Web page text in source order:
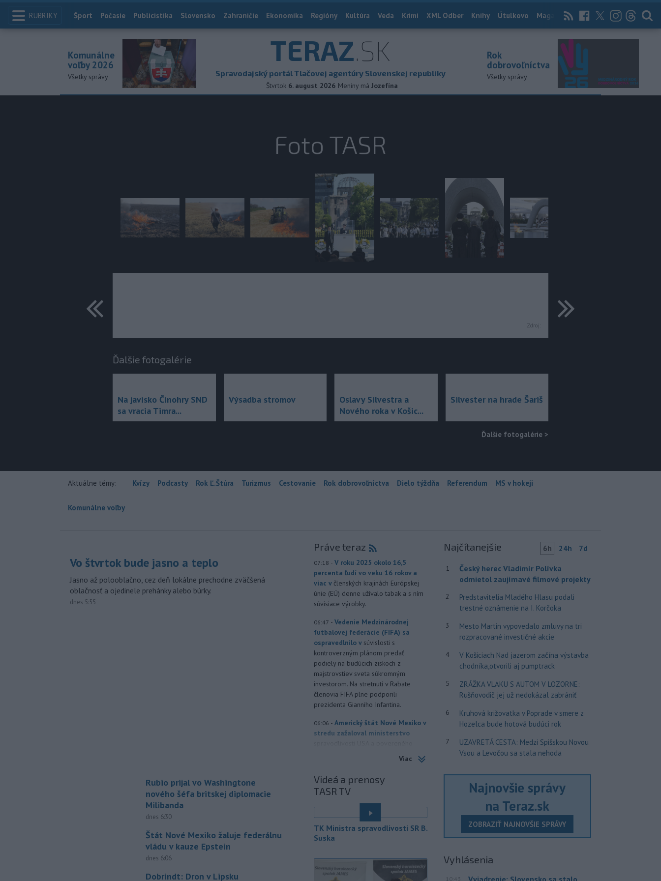
RUBRIKY Index
Šport Počasie Publicistika Slovensko Zahraničie Ekonomika Regióny Kultúra Veda Krimi XML Odber Knihy Útulkovo Magazín News Now Archív
TERAZ.SK
Spravodajský portál Tlačovej agentúry Slovenskej republiky
Štvrtok 6. august 2026 Meniny má Jozefína
Komunálne
voľby 2026
Všetky správy
Rok
dobrovoľníctva
Všetky správy
Foto TASR
Zdroj:
predchádzajúce ďalšie
Ďalšie fotogalérie
Na javisko Činohry SND
sa vracia Timra...
Výsadba stromov
Oslavy Silvestra a
Nového roka v Košic...
Silvester na hrade Šariš
Ďalšie fotogalérie >
Aktuálne témy: Kvízy Podcasty Rok Ľ.Štúra Turizmus Cestovanie Rok dobrovoľníctva Dielo týždňa Referendum MS v hokeji
Komunálne voľby
Vo štvrtok bude jasno a teplo
Jasno až polooblačno, cez deň lokálne prechodne zväčšená
oblačnosť a ojedinele prehánky alebo búrky.
dnes 5:55
Rubio prijal vo Washingtone
nového šéfa britskej diplomacie
Milibanda
dnes 6:30
Štát Nové Mexiko žaluje federálnu
vládu v kauze Epstein
dnes 6:06
Dobrindt: Dron v Lipsku
Práve teraz
07:18 - V roku 2025 okolo 16,5
percenta ľudí vo veku 16 rokov a
viac v členských krajinách Európskej
únie (EÚ) denne užívalo tabak a s ním
súvisiace výrobky.
06:47 - Vedenie Medzinárodnej
futbalovej federácie (FIFA) sa
ospravedlnilo v súvislosti s
kontroverzným plánom predať
podiely na budúcich ziskoch z
majstrovstiev sveta súkromným
investorom. Na stretnutí v Rabate
členovia FIFA plne podporili
prezidenta Gianniho Infantina.
06:06 - Americký štát Nové Mexiko v
stredu zažaloval ministerstvo
federálne úrady mu bránia vo
vyšetrovaní sexuálnych trestných činov
odsúdeného sexuálneho delikventa
Jeffreyho Epsteina.
Štátny tajomník
ministerstva životného prostredia
Filip Kuffa tvrdí, že mu Európska
zonáciám národných parkov (NP) a
naďalej je tak ohrozených 450
Viac
Videá a prenosy
TASR TV
TK Ministra spravodlivosti SR B.
Suska
Najčítanejšie 6h 24h 7d
1
Český herec Vladimír Polívka
odmietol zaujímavé filmové projekty
2
Predstavitelia Mladého Hlasu podali
trestné oznámenie na I. Korčoka
3
Mesto Martin vypovedalo zmluvy na tri
rozpracované investičné akcie
4
V Košiciach Nad jazerom začína výstavba
chodníka,otvorili aj pumptrack
5
ZRÁŽKA VLAKU S AUTOM V LOZORNE:
Rušňovodič jej už nedokázal zabrániť
6
Kruhová križovatka v Poprade v smere z
Hozelca bude hotová budúci rok
7
UZAVRETÁ CESTA: Medzi Spišskou Novou
Vsou a Levočou sa stala nehoda
Najnovšie správy
na Teraz.sk
ZOBRAZIŤ NAJNOVŠIE SPRÁVY
Vyhlásenia
10:43
Vyjadrenie: Slovensko sa stalo